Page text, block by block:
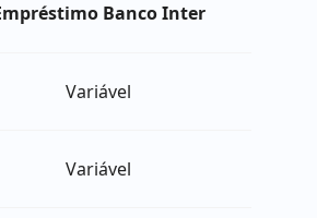
Banco Inter
Variável
Variável